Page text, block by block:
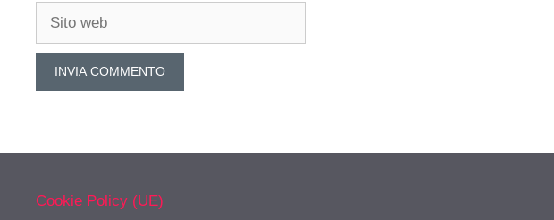
Sito
Cookie Policy (UE)